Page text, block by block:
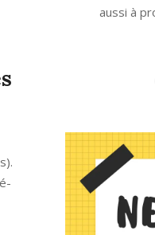
aussi à